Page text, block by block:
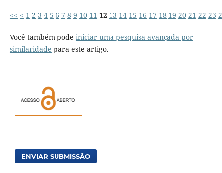
<< < 1 2 3 4 5 6 7 8 9 10 11 12 13 14 15 16 17 18 19 20 21 22 23
Você também pode iniciar uma pesquisa avançada por
similaridade para este artigo.
ENVIAR SUBMISSÃO